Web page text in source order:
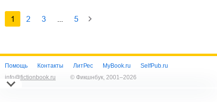
1 2 3 5
Помощь Контакты ЛитРес MyBook.ru
SelfPub.ru
info@fictionbook.ru
© Фикшнбук, 2001–2026